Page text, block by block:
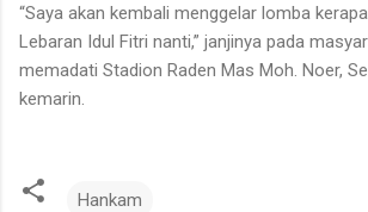
“Saya akan kembali menggelar lomba
Lebaran Idul Fitri nanti,” janjinya pada
memadati Stadion Raden Mas Moh. Noer,
kemarin.
Hankam